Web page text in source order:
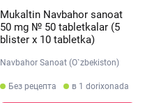
Mukaltin Navbahor sanoat
50 mg № 50 tabletkalar (5
blister х 10 tabletka)
Navbahor Sanoat (O`zbekiston)
Без рецепта в 1 dorixonada